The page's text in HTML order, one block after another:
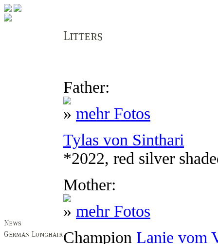
Father:
» mehr Fotos
Tylas von Sinthari
*2022, red silver
Mother:
» mehr Fotos
Champion Lanie vom